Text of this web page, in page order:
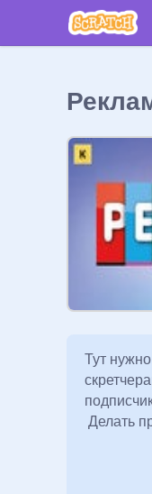
Тут
Делать